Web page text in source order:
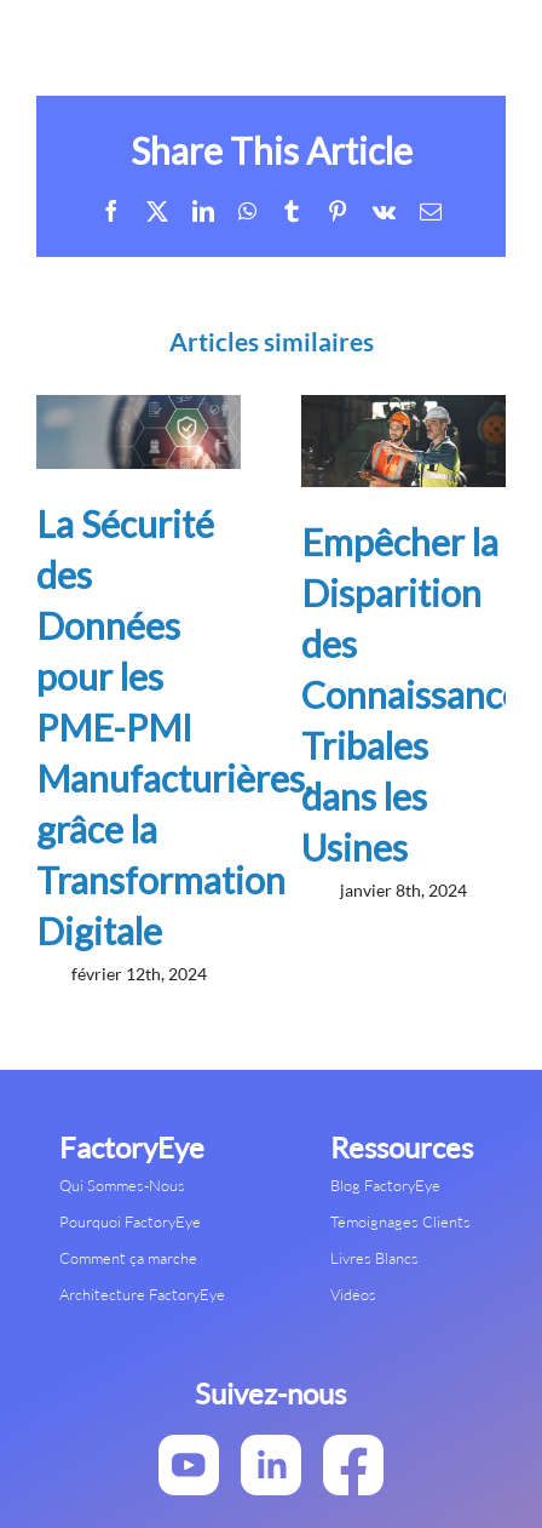
Share This Article
Facebook LinkedInWhatsApp
TumblrPinterest
Vk Email
Articles similaires
La Sécurité
des
Données
pour les
PME-PMI
Manufacturières,
grâce la
Transformation
Digitale
février 12th, 2024
Empêcher la
Disparition
des
Connaissances
Tribales
dans les
Usines
janvier 8th, 2024
FactoryEye
Qui Sommes-Nous
Pourquoi FactoryEye
Comment ça marche
Architecture FactoryEye
Ressources
Blog FactoryEye
Témoignages Clients
Livres Blancs
Vidéos
Suivez-nous